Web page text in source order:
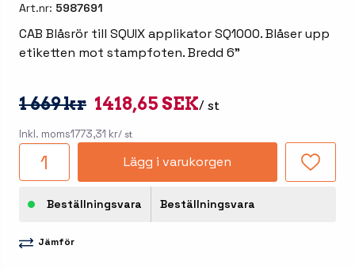
Art.nr: 5987691
CAB Blåsrör till SQUIX applikator SQ1000. Blåser upp
etiketten mot stampfoten. Bredd 6"
1 669 kr 1418,65 SEK/ st
Inkl. moms1773,31 kr/ st
Lägg i varukorgen
Beställningsvara Beställningsvara
Jämför